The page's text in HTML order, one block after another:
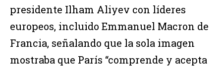
presidente Ilham Aliyev con líderes
europeos, incluido Emmanuel Macron de
Francia, señalando que la sola imagen
mostraba que París “comprende y acepta